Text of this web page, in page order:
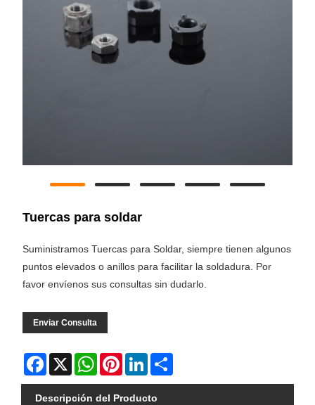
Tuercas para soldar
Suministramos Tuercas para Soldar, siempre tienen algunos
puntos elevados o anillos para facilitar la soldadura. Por
favor envíenos sus consultas sin dudarlo.
Enviar Consulta
Facebook
X WhatsAppPinterestLinkedIn
Descripción del Producto